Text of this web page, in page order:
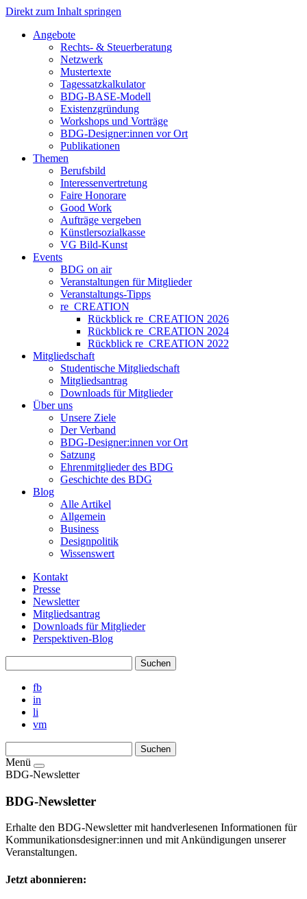
Direkt zum Inhalt springen
Angebote
Rechts- & Steuerberatung
Netzwerk
Mustertexte
Tagessatzkalkulator
BDG-BASE-Modell
Existenzgründung
Workshops und Vorträge
BDG-Designer:innen vor Ort
Publikationen
Themen
Berufsbild
Interessenvertretung
Faire Honorare
Good Work
Aufträge vergeben
Künstlersozialkasse
VG Bild-Kunst
Events
BDG on air
Veranstaltungen für Mitglieder
Veranstaltungs-Tipps
re_CREATION
Rückblick re_CREATION 2026
Rückblick re_CREATION 2024
Rückblick re_CREATION 2022
Mitgliedschaft
Studentische Mitgliedschaft
Mitgliedsantrag
Downloads für Mitglieder
Über uns
Unsere Ziele
Der Verband
BDG-Designer:innen vor Ort
Satzung
Ehrenmitglieder des BDG
Geschichte des BDG
Blog
Alle Artikel
Allgemein
Business
Designpolitik
Wissenswert
Kontakt
Presse
Newsletter
Mitgliedsantrag
Downloads für Mitglieder
Perspektiven-Blog
fb
in
li
vm
Menü
BDG-Newsletter
BDG-Newsletter
Erhalte den BDG-Newsletter mit handverlesenen Informationen für
Kommunikationsdesigner:innen und mit Ankündigungen unserer
Veranstaltungen.
Jetzt abonnieren: